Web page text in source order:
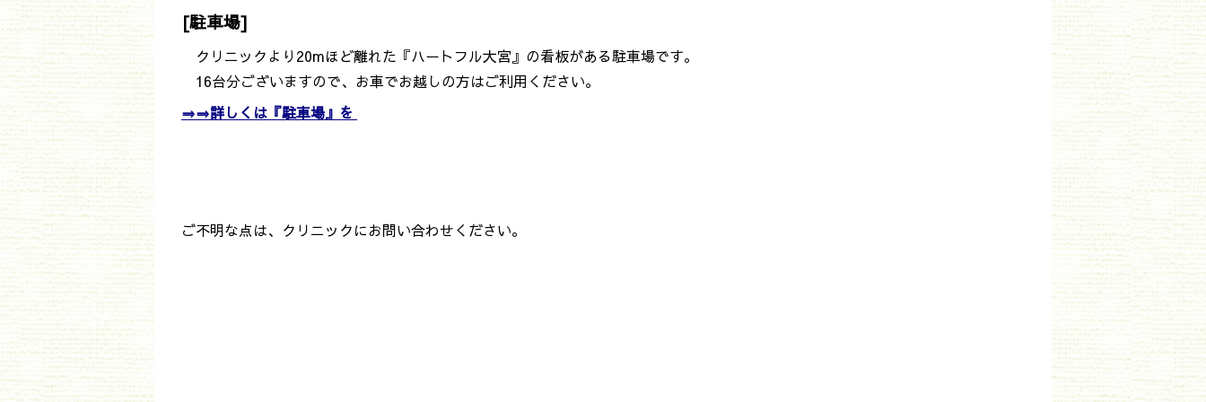
[駐車場]
クリニックより20mほど離れた『ハートフル大宮』の看板がある駐車場です。
16台分ございますので、お車でお越しの方はご利用ください。
⇒⇒詳しくは『駐車場』を
ご不明な点は、クリニックにお問い合わせください。